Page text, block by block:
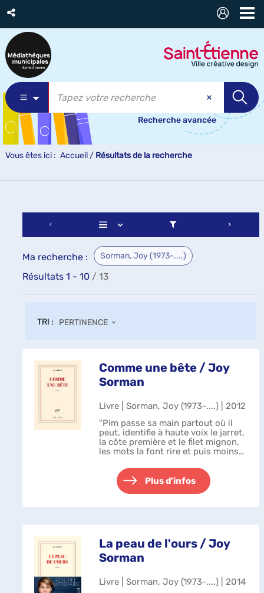
Recherche avancée
Vous êtes ici : Accueil / Résultats de la recherche
Ma recherche : Sorman, Joy (1973-....)
Résultats 1 - 10 / 13
TRI : PERTINENCE
Comme une bête / Joy
Sorman
Livre | Sorman, Joy (1973-....) | 2012
"Pim passe sa main partout où il
peut, identifie à haute voix le jarret,
la côte première et le filet mignon,
les mots la font rire et puis moins
et au cuisseau. Le corps de
l'apprenti ankylosé p...
Plus d'infos
La peau de l'ours / Joy
Sorman
Livre | Sorman, Joy (1973-....) | 2014